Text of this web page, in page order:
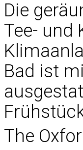
Die
Tee- und
Bad ist
The